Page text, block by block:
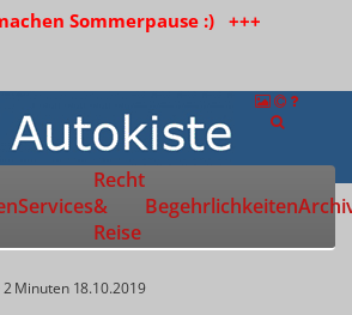
Sommerpause :) +++
Zur Startseite
Services
Recht
&
Reise
Begehrlichkeiten
2 Minuten 18.10.2019